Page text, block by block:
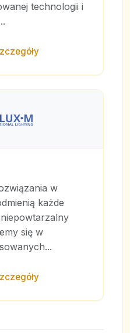
technologii i
w
każde
się w